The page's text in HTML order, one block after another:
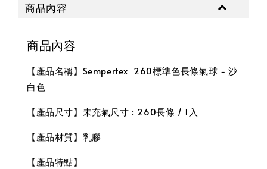
商品內容
商品內容
【產品名稱】Sempertex 260標準色長條氣球 - 沙
白色
【產品尺寸】未充氣尺寸 : 260長條 / 1入
【產品材質】乳膠
【產品特點】